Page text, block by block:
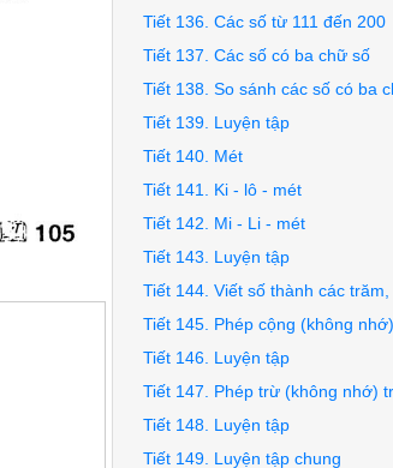
Tiết 136. Các số từ 111 đến 200
Tiết 137. Các số có ba chữ số
Tiết 138. So sánh các số có ba
Tiết 139. Luyện tập
Tiết 140. Mét
Tiết 141. Ki - lô - mét
Tiết 142. Mi - Li - mét
Tiết 143. Luyện tập
Tiết 144. Viết số thành các
Tiết 145. Phép cộng (không
Tiết 146. Luyện tập
Tiết 147. Phép trừ (không nhớ)
Tiết 148. Luyện tập
Tiết 149. Luyện tập chung